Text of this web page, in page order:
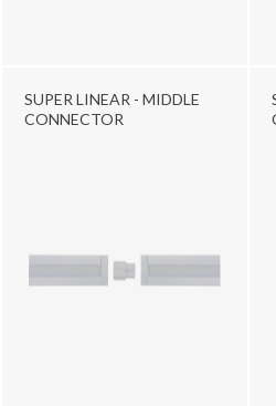
SUPER LINEAR - MIDDLE
CONNECTOR